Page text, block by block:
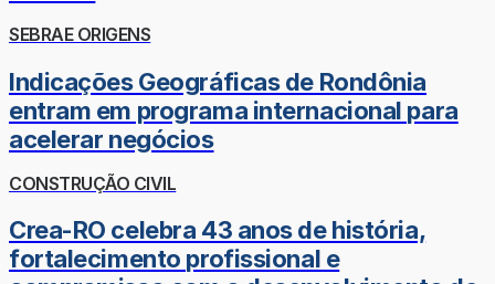
SEBRAE ORIGENS
Indicações Geográficas de Rondônia
entram em programa internacional para
acelerar negócios
CONSTRUÇÃO CIVIL
Crea-RO celebra 43 anos de história,
fortalecimento profissional e